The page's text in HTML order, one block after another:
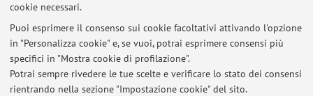
cookie necessari.
Puoi esprimere il consenso sui cookie facoltativi attivando l'opzione
in "Personalizza cookie" e, se vuoi, potrai esprimere consensi più
specifici in "Mostra cookie di profilazione".
Potrai sempre rivedere le tue scelte e verificare lo stato dei consensi
rientrando nella sezione "Impostazione cookie" del sito.
Al momento non sono presenti avvisi.